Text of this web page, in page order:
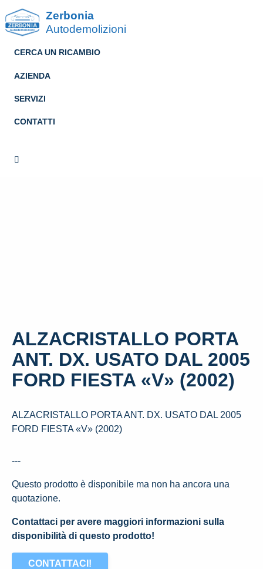
Zerbonia
Autodemolizioni
CERCA UN RICAMBIO
AZIENDA
SERVIZI
CONTATTI
ALZACRISTALLO PORTA
ANT. DX. USATO DAL 2005
FORD FIESTA «V» (2002)
ALZACRISTALLO PORTA ANT. DX. USATO DAL 2005
FORD FIESTA «V» (2002)
---
Questo prodotto è disponibile ma non ha ancora una
quotazione.
Contattaci per avere maggiori informazioni sulla
disponibilità di questo prodotto!
CONTATTACI!